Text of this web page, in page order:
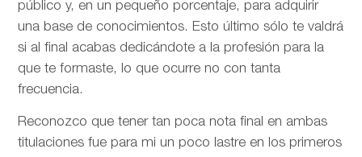
público y, en un pequeño porcentaje, para adquirir
una base de conocimientos. Esto último sólo te valdrá
si al final acabas dedicándote a la profesión para la
que te formaste, lo que ocurre no con tanta
frecuencia.
Reconozco que tener tan poca nota final en ambas
titulaciones fue para mi un poco lastre en los primeros